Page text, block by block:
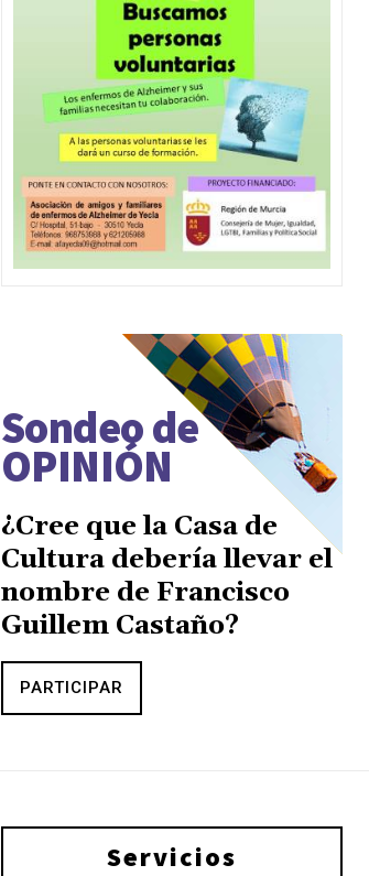
Sondeo de
OPINIÓN
¿Cree que la Casa de
Cultura debería llevar el
nombre de Francisco
Guillem Castaño?
PARTICIPAR
Servicios